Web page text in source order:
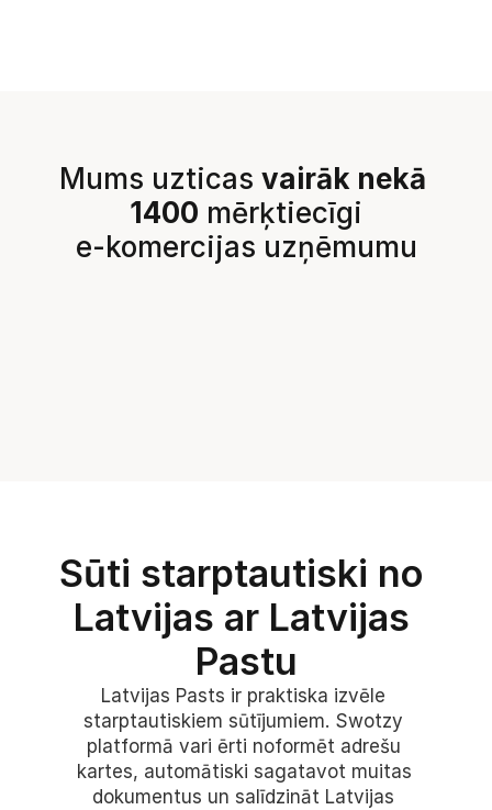
Mums uzticas vairāk nekā
1400 mērķtiecīgi
e-komercijas uzņēmumu
Sūti starptautiski no
Latvijas ar Latvijas
Pastu
Latvijas Pasts ir praktiska izvēle
starptautiskiem sūtījumiem. Swotzy
platformā vari ērti noformēt adrešu
kartes, automātiski sagatavot muitas
dokumentus un salīdzināt Latvijas